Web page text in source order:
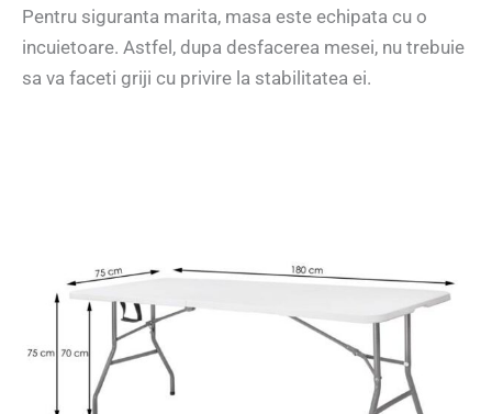
Pentru siguranta marita, masa este echipata cu o
incuietoare. Astfel, dupa desfacerea mesei, nu trebuie
sa va faceti griji cu privire la stabilitatea ei.